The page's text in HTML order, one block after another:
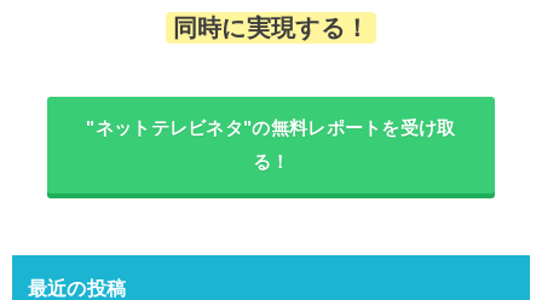
同時に実現する！
"ネットテレビネタ"の無料レポートを受け取
る！
最近の投稿